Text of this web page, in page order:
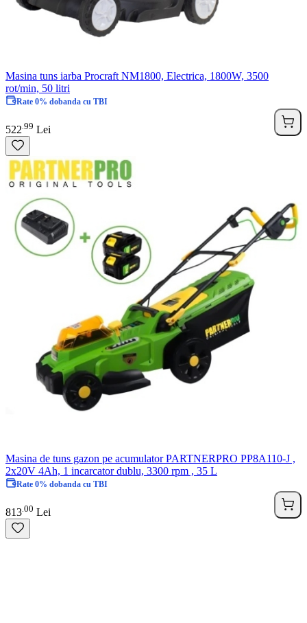
Masina tuns iarba Procraft NM1800, Electrica, 1800W, 3500
rot/min, 50 litri
Rate 0% dobanda cu TBI
522 99 Lei
Masina de tuns gazon pe acumulator PARTNERPRO PP8A110-J ,
2x20V 4Ah, 1 incarcator dublu, 3300 rpm , 35 L
Rate 0% dobanda cu TBI
813 00 Lei